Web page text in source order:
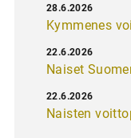
Kymmenes
28.6.2026
Naiset
22.6.2026
Naisten
22.6.2026